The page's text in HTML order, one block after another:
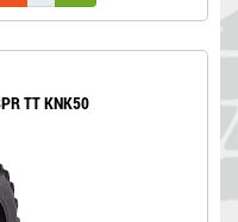
ТT KNK50